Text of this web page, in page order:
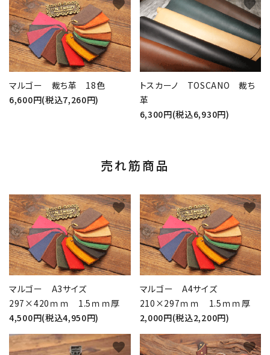
マルゴー 裁ち革 18色
6,600円(税込7,260円)
favorite
トスカーノ TOSCANO 裁ち
革
6,300円(税込6,930円)
favorite
売れ筋商品
マルゴー A3サイズ
297×420ｍｍ 1.5ｍｍ厚
4,500円(税込4,950円)
favorite
マルゴー A4サイズ
210×297ｍｍ 1.5ｍｍ厚
2,000円(税込2,200円)
favorite
favorite favorite